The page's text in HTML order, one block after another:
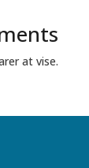
at vise.